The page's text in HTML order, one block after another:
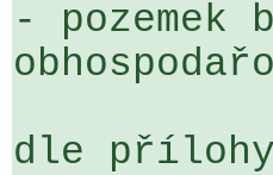
- pozemek
dle